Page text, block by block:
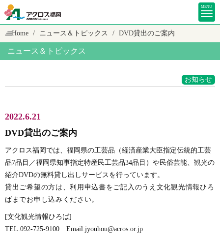
MENU
Home ニュース＆トピックス DVD貸出のご案内
ニュース＆トピックス
お知らせ
2022.6.21
DVD貸出のご案内
アクロス福岡では、福岡県の工芸品（経済産業大臣指定伝統的工芸
品7品目／福岡県知事指定特産民工芸品34品目）や民俗芸能、観光の
紹介DVDの無料貸し出しサービスを行っています。
貸出ご希望の方は、利用申込書をご記入のうえ文化観光情報ひろ
ばまでお申し込みください。
[文化観光情報ひろば]
TEL.092-725-9100 Email:jyouhou@acros.or.jp